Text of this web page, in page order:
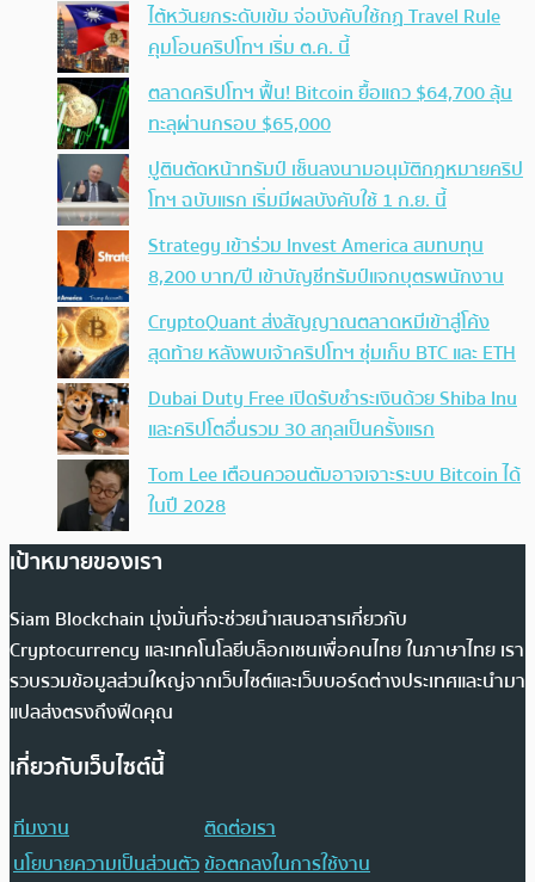
ไต้หวันยกระดับเข้ม จ่อบังคับใช้กฏ Travel Rule
คุมโอนคริปโทฯ เริ่ม ต.ค. นี้
ตลาดคริปโทฯ ฟื้น! Bitcoin ยื้อแถว $64,700 ลุ้น
ทะลุผ่านกรอบ $65,000
ปูตินตัดหน้าทรัมป์ เซ็นลงนามอนุมัติกฎหมายคริป
โทฯ ฉบับแรก เริ่มมีผลบังคับใช้ 1 ก.ย. นี้
Strategy เข้าร่วม Invest America สมทบทุน
8,200 บาท/ปี เข้าบัญชีทรัมป์แจกบุตรพนักงาน
CryptoQuant ส่งสัญญาณตลาดหมีเข้าสู่โค้ง
สุดท้าย หลังพบเจ้าคริปโทฯ ซุ่มเก็บ BTC และ ETH
Dubai Duty Free เปิดรับชำระเงินด้วย Shiba Inu
และคริปโตอื่นรวม 30 สกุลเป็นครั้งแรก
Tom Lee เตือนควอนตัมอาจเจาะระบบ Bitcoin ได้
ในปี 2028
เป้าหมายของเรา
Siam Blockchain มุ่งมั่นที่จะช่วยนำเสนอสารเกี่ยวกับ
Cryptocurrency และเทคโนโลยีบล็อกเชนเพื่อคนไทย ในภาษาไทย เรา
รวบรวมข้อมูลส่วนใหญ่จากเว็บไซต์และเว็บบอร์ดต่างประเทศและนำมา
แปลส่งตรงถึงฟีดคุณ
เกี่ยวกับเว็บไซต์นี้
ทีมงาน
ติดต่อเรา
นโยบายความเป็นส่วนตัวข้อตกลงในการใช้งาน